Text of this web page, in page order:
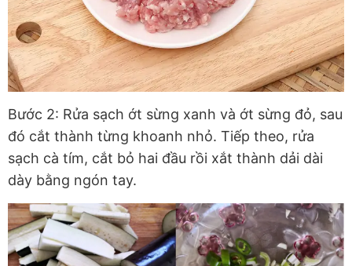
Bước 2: Rửa sạch ớt sừng xanh và ớt sừng đỏ, sau
đó cắt thành từng khoanh nhỏ. Tiếp theo, rửa
sạch cà tím, cắt bỏ hai đầu rồi xắt thành dải dài
dày bằng ngón tay.